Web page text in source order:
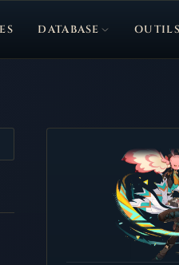
DATABASE OUTILS